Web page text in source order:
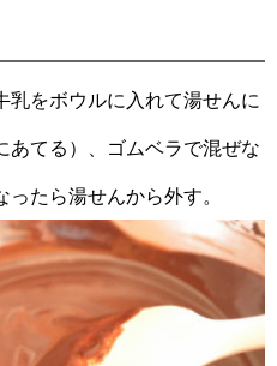
乳をボウルに入れて湯せんに
あてる）、ゴムベラで混ぜな
たら湯せんから外す。